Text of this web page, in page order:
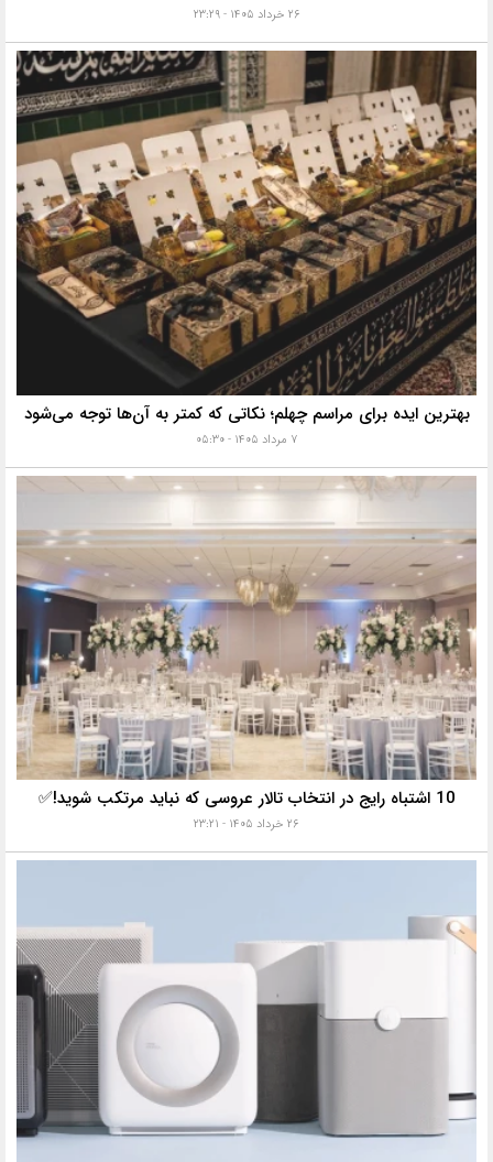
۲۶ خرداد ۱۴۰۵ - ۲۳:۲۹
بهترین ایده برای مراسم چهلم؛ نکاتی که کمتر به آن‌ها توجه می‌شود
۷ مرداد ۱۴۰۵ - ۰۵:۳۰
10 اشتباه رایج در انتخاب تالار عروسی که نباید مرتکب شوید!✅
۲۶ خرداد ۱۴۰۵ - ۲۳:۲۱